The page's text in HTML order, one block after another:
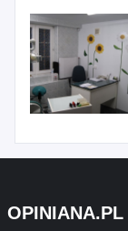
OPINIANA.PL